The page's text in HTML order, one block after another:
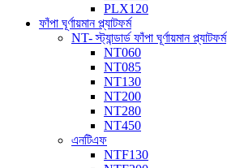
PLX120
ফাঁপা ঘূর্ণায়মান প্ল্যাটফর্ম
NT- স্ট্যান্ডার্ড ফাঁপা ঘূর্ণায়মান প্ল্যাটফর্ম
NT060
NT085
NT130
NT200
NT280
NT450
এনটিএফ
NTF130